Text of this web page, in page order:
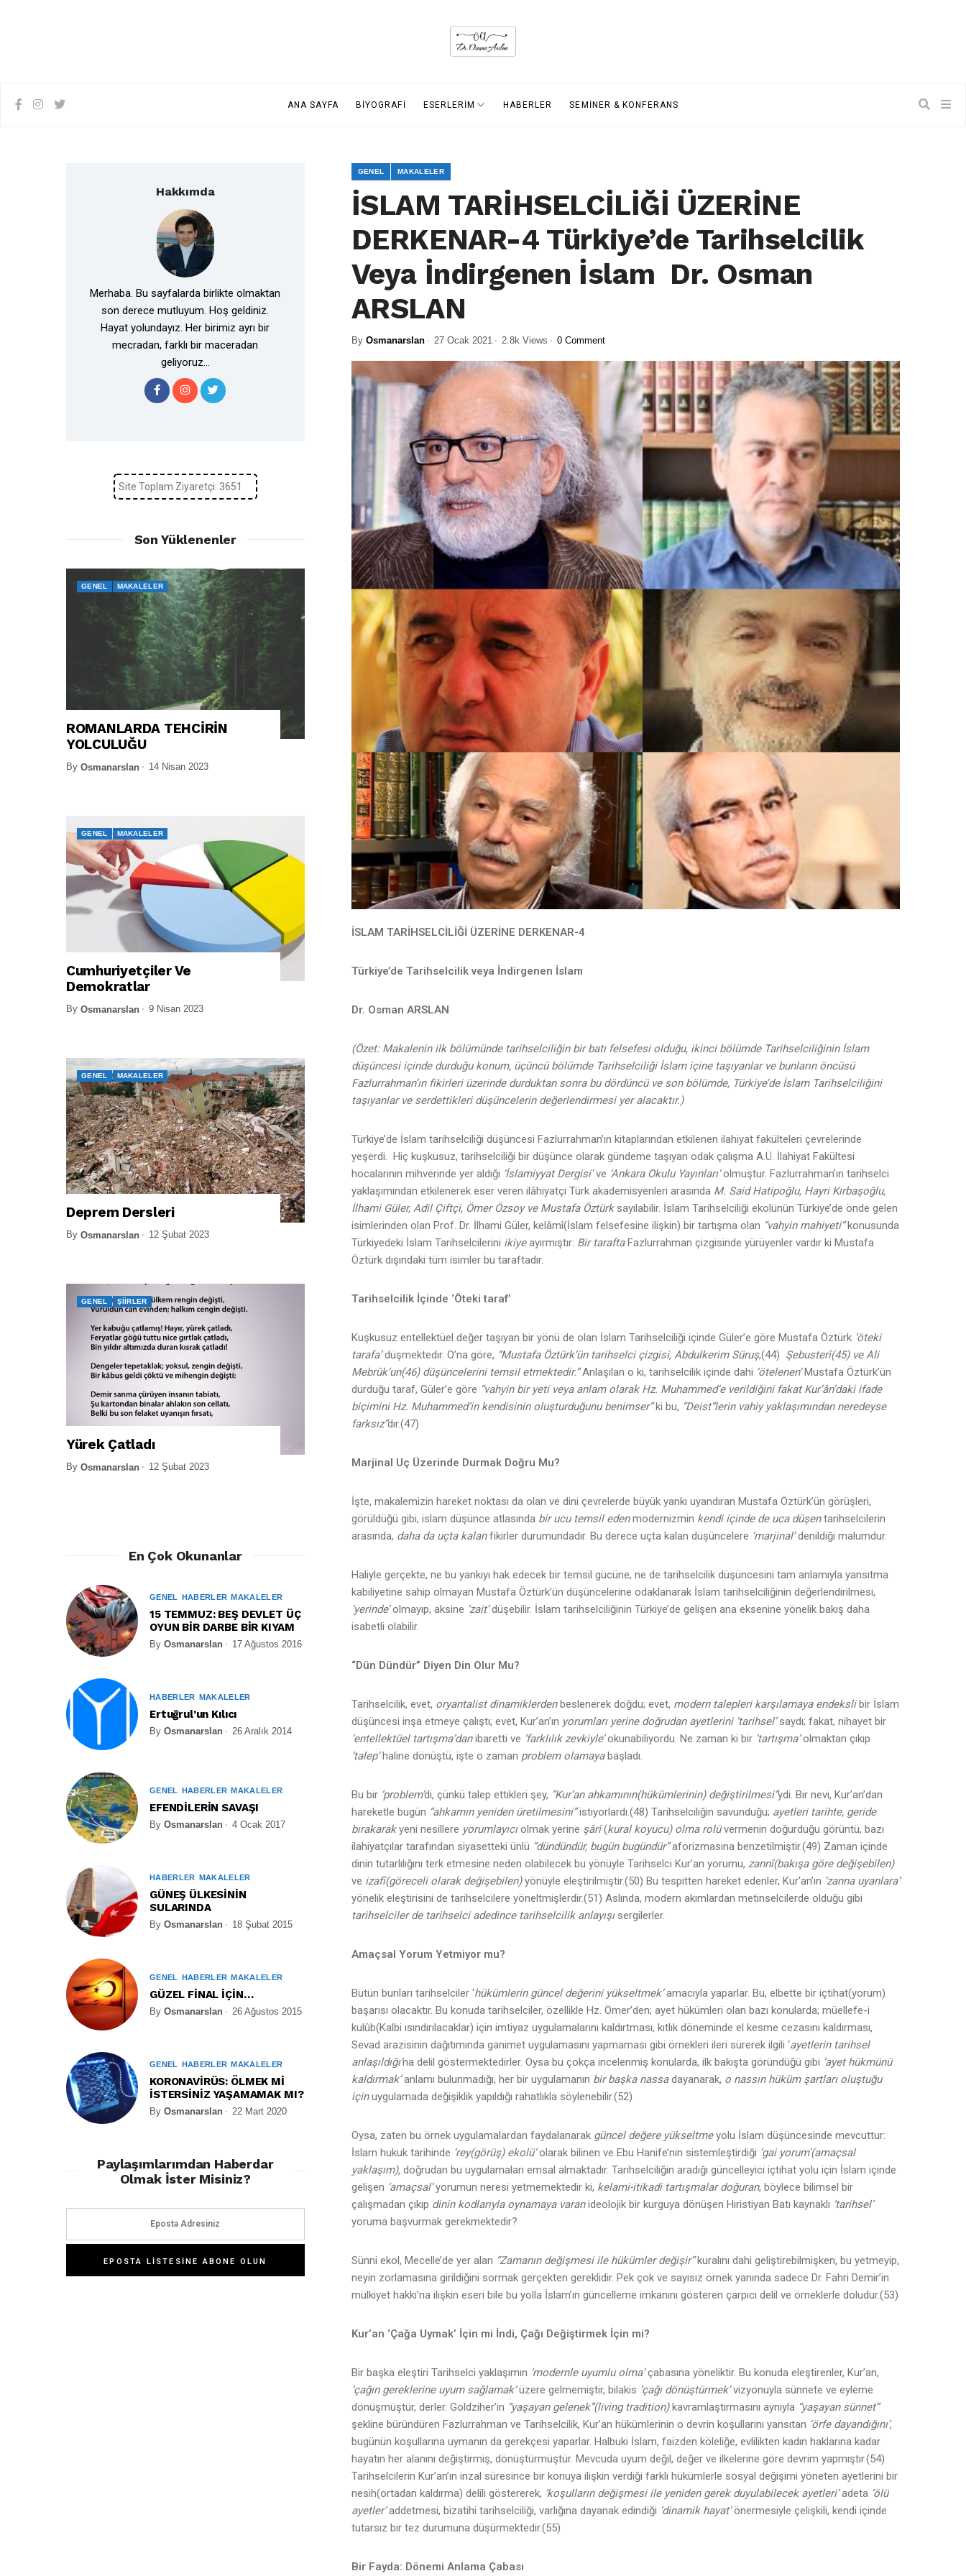
ANA SAYFA BİYOGRAFİ ESERLERİM HABERLER SEMİNER & KONFERANS
GENEL MAKALELER
İSLAM TARİHSELCİLİĞİ ÜZERİNE
DERKENAR-4 Türkiye’de Tarihselcilik
Veya İndirgenen İslam Dr. Osman
ARSLAN
By Osmanarslan 27 Ocak 2021 2.8k Views 0 Comment
İSLAM TARİHSELCİLİĞİ ÜZERİNE DERKENAR-4
Türkiye’de Tarihselcilik veya İndirgenen İslam
Dr. Osman ARSLAN
(Özet: Makalenin ilk bölümünde tarihselciliğin bir batı felsefesi olduğu, ikinci bölümde Tarihselciliğinin İslam
düşüncesi içinde durduğu konum, üçüncü bölümde Tarihselciliği İslam içine taşıyanlar ve bunların öncüsü
Fazlurrahman’ın fikirleri üzerinde durduktan sonra bu dördüncü ve son bölümde, Türkiye’de İslam Tarihselciliğini
taşıyanlar ve serdettikleri düşüncelerin değerlendirmesi yer alacaktır.)
Türkiye’de İslam tarihselciliği düşüncesi Fazlurrahman’ın kitaplarından etkilenen ilahiyat fakülteleri çevrelerinde
yeşerdi. Hiç kuşkusuz, tarihselciliği bir düşünce olarak gündeme taşıyan odak çalışma A.Ü. İlahiyat Fakültesi
hocalarının mihverinde yer aldığı ‘İslamiyyat Dergisi’ve ‘Ankara Okulu Yayınları’olmuştur. Fazlurrahman’ın tarihselci
yaklaşımından etkilenerek eser veren ilâhiyatçı Türk akademisyenleri arasında M. Said Hatipoğlu, Hayri Kırbaşoğlu,
İlhami Güler, Adil Çiftçi, Ömer Özsoy ve Mustafa Öztürksayılabilir. İslam Tarihselciliği ekolünün Türkiye’de önde gelen
isimlerinden olan Prof. Dr. İlhami Güler, kelâmî(İslam felsefesine ilişkin) bir tartışma olan “vahyin mahiyeti”konusunda
Türkiyedeki İslam Tarihselcilerini ikiyeayırmıştır: Bir taraftaFazlurrahman çizgisinde yürüyenler vardır ki Mustafa
Öztürk dışındaki tüm isimler bu taraftadır.
Tarihselcilik İçinde ‘Öteki taraf’
Kuşkusuz entellektüel değer taşıyan bir yönü de olan İslam Tarihselciliği içinde Güler’e göre Mustafa Öztürk ‘öteki
tarafa’düşmektedir. O’na göre, “Mustafa Öztürk’ün tarihselci çizgisi, Abdulkerim Süruş,(44) Şebusterî(45) ve Ali
Mebrûk’un(46) düşüncelerini temsil etmektedir.”Anlaşılan o ki, tarihselcilik içinde dahi ‘ötelenen’Mustafa Öztürk’ün
durduğu taraf, Güler’e göre “vahyin bir yeti veya anlam olarak Hz. Muhammed’e verildiğini fakat Kur’ân’daki ifade
biçimini Hz. Muhammed’in kendisinin oluşturduğunu benimser”ki bu, “Deist”lerin vahiy yaklaşımından neredeyse
farksız”dır.(47)
Marjinal Uç Üzerinde Durmak Doğru Mu?
İşte, makalemizin hareket noktası da olan ve dini çevrelerde büyük yankı uyandıran Mustafa Öztürk’ün görüşleri,
görüldüğü gibi, islam düşünce atlasında bir ucu temsil edenmodernizmin kendi içinde de uca düşentarihselcilerin
arasında, daha da uçta kalanfikirler durumundadır. Bu derece uçta kalan düşüncelere ‘marjinal’denildiği malumdur.
Haliyle gerçekte, ne bu yankıyı hak edecek bir temsil gücüne, ne de tarihselcilik düşüncesini tam anlamıyla yansıtma
kabiliyetine sahip olmayan Mustafa Öztürk’ün düşüncelerine odaklanarak İslam tarihselciliğinin değerlendirilmesi,
‘yerinde’olmayıp, aksine ‘zait’düşebilir. İslam tarihselciliğinin Türkiye’de gelişen ana eksenine yönelik bakış daha
isabetli olabilir.
“Dün Dündür” Diyen Din Olur Mu?
Tarihselcilik, evet, oryantalist dinamiklerdenbeslenerek doğdu; evet, modern talepleri karşılamaya endeksli bir İslam
düşüncesi inşa etmeye çalıştı; evet, Kur’an’ın yorumları yerine doğrudan ayetlerini ‘tarihsel’saydı; fakat, nihayet bir
‘entellektüel tartışma’danibaretti ve ‘farklılık zevkiyle’okunabiliyordu. Ne zaman ki bir ‘tartışma’olmaktan çıkıp
‘talep’haline dönüştü, işte o zaman problem olamayabaşladı.
Bu bir ‘problem’di, çünkü talep ettikleri şey, “Kur’an ahkamının(hükümlerinin) değiştirilmesi”ydi. Bir nevi, Kur’an’dan
hareketle bugün “ahkamın yeniden üretilmesini”istiyorlardı.(48) Tarihselciliğin savunduğu; ayetleri tarihte, geride
bırakarakyeni nesillere yorumlayıcıolmak yerine şârî(kural koyucu) olma rolüvermenin doğurduğu görüntü, bazı
ilahiyatçılar tarafından siyasetteki ünlü “dündündür, bugün bugündür”aforizmasına benzetilmiştir.(49) Zaman içinde
dinin tutarlılığını terk etmesine neden olabilecek bu yönüyle Tarihselci Kur’an yorumu, zannî(bakışa göre değişebilen)
ve izafî(göreceli olarak değişebilen)yönüyle eleştirilmiştir.(50) Bu tespitten hareket edenler, Kur’an’ın ‘zanna uyanlara’
yönelik eleştirisini de tarihselcilere yöneltmişlerdir.(51) Aslında, modern akımlardan metinselcilerde olduğu gibi
tarihselciler de tarihselci adedince tarihselcilik anlayışısergilerler.
Amaçsal Yorum Yetmiyor mu?
Bütün bunları tarihselciler ‘hükümlerin güncel değerini yükseltmek’amacıyla yaparlar. Bu, elbette bir içtihat(yorum)
başarısı olacaktır. Bu konuda tarihselciler, özellikle Hz. Ömer’den; ayet hükümleri olan bazı konularda; müellefe-i
kulûb(Kalbi ısındırılacaklar) için imtiyaz uygulamalarını kaldırtması, kıtlık döneminde el kesme cezasını kaldırması,
Sevad arazisinin dağıtımında ganimet uygulamasını yapmaması gibi örnekleri ileri sürerek ilgili ‘ayetlerin tarihsel
anlaşıldığı’na delil göstermektedirler. Oysa bu çokça incelenmiş konularda, ilk bakışta göründüğü gibi ‘ayet hükmünü
kaldırmak’anlamı bulunmadığı, her bir uygulamanın bir başka nassadayanarak, o nassın hüküm şartları oluştuğu
içinuygulamada değişiklik yapıldığı rahatlıkla söylenebilir.(52)
Oysa, zaten bu örnek uygulamalardan faydalanarak güncel değere yükseltmeyolu İslam düşüncesinde mevcuttur:
İslam hukuk tarihinde ‘rey(görüş) ekolü’olarak bilinen ve Ebu Hanife’nin sistemleştirdiği ‘gai yorum'(amaçsal
yaklaşım),doğrudan bu uygulamaları emsal almaktadır. Tarihselciliğin aradığı güncelleyici içtihat yolu için İslam içinde
gelişen ‘amaçsal’yorumun neresi yetmemektedir ki, kelami-itikadi tartışmalar doğuran, böylece bilimsel bir
çalışmadan çıkıp dinin kodlarıyla oynamaya varanideolojik bir kurguya dönüşen Hıristiyan Batı kaynaklı ‘tarihsel’
yoruma başvurmak gerekmektedir?
Sünni ekol, Mecelle’de yer alan “Zamanın değişmesi ile hükümler değişir”kuralını dahi geliştirebilmişken, bu yetmeyip,
neyin zorlamasına girildiğini sormak gerçekten gereklidir. Pek çok ve sayısız örnek yanında sadece Dr. Fahri Demir’in
mülkiyet hakkı’na ilişkin eseri bile bu yolla İslam’ın güncelleme imkanını gösteren çarpıcı delil ve örneklerle doludur.(53)
Kur’an ‘Çağa Uymak’ İçin mi İndi, Çağı Değiştirmek İçin mi?
Bir başka eleştiri Tarihselci yaklaşımın ‘modernle uyumlu olma’çabasına yöneliktir. Bu konuda eleştirenler, Kur’an,
‘çağın gereklerine uyum sağlamak’üzere gelmemiştir, bilakis ‘çağı dönüştürmek’vizyonuyla sünnete ve eyleme
dönüşmüştür, derler. Goldziher’in “yaşayan gelenek”(living tradition)kavramlaştırmasını aynıyla “yaşayan sünnet”
şekline büründüren Fazlurrahman ve Tarihselcilik, Kur’an hükümlerinin o devrin koşullarını yansıtan ‘örfe dayandığını’,
bugünün koşullarına uymanın da gerekçesi yaparlar. Halbuki İslam, faizden köleliğe, evlilikten kadın haklarına kadar
hayatın her alanını değiştirmiş, dönüştürmüştür. Mevcuda uyum değil, değer ve ilkelerine göre devrim yapmıştır.(54)
Tarihselcilerin Kur’an’ın inzal süresince bir konuya ilişkin verdiği farklı hükümlerle sosyal değişimi yöneten ayetlerini bir
nesih(ortadan kaldırma) delili göstererek, ‘koşulların değişmesi ile yeniden gerek duyulabilecek ayetleri’adeta ‘ölü
ayetler’addetmesi, bizatihi tarihselciliği, varlığına dayanak edindiği ‘dinamik hayat’önermesiyle çelişkili, kendi içinde
tutarsız bir tez durumuna düşürmektedir.(55)
Bir Fayda: Dönemi Anlama Çabası
Hakkımda
Merhaba. Bu sayfalarda birlikte olmaktan
son derece mutluyum. Hoş geldiniz.
Hayat yolundayız. Her birimiz ayrı bir
mecradan, farklı bir maceradan
geliyoruz...
Site Toplam Ziyaretçi: 3651
Son Yüklenenler
GENEL MAKALELER
ROMANLARDA TEHCİRİN
YOLCULUĞU
By Osmanarslan 14 Nisan 2023
GENEL MAKALELER
Cumhuriyetçiler Ve
Demokratlar
By Osmanarslan 9 Nisan 2023
GENEL MAKALELER
Deprem Dersleri
By Osmanarslan 12 Şubat 2023
GENEL ŞIIRLER
Yürek Çatladı
By Osmanarslan 12 Şubat 2023
En Çok Okunanlar
GENEL HABERLER MAKALELER
15 TEMMUZ: BEŞ DEVLET ÜÇ
OYUN BİR DARBE BİR KIYAM
By Osmanarslan 17 Ağustos 2016
HABERLER MAKALELER
Ertuğrul’un Kılıcı
By Osmanarslan 26 Aralık 2014
GENEL HABERLER MAKALELER
EFENDİLERİN SAVAŞI
By Osmanarslan 4 Ocak 2017
HABERLER MAKALELER
GÜNEŞ ÜLKESİNİN
SULARINDA
By Osmanarslan 18 Şubat 2015
GENEL HABERLER MAKALELER
GÜZEL FİNAL İÇİN…
By Osmanarslan 26 Ağustos 2015
GENEL HABERLER MAKALELER
KORONAVİRÜS: ÖLMEK Mİ
İSTERSİNİZ YAŞAMAMAK MI?
By Osmanarslan 22 Mart 2020
Paylaşımlarımdan Haberdar
Olmak İster Misiniz?